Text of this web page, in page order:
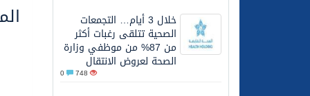
28/06/2026خلال 3 أيام… التجمعات الصحية تتلقى رغبات أكثر من 87% من موظفي وزارة الصحة لعروض الانتقال
سمو ولي العهد يتلقى
خلال 3 أيام… التجمعات
الصحية تتلقى رغبات أكثر
من 87% من موظفي وزارة
الصحة لعروض الانتقال
748